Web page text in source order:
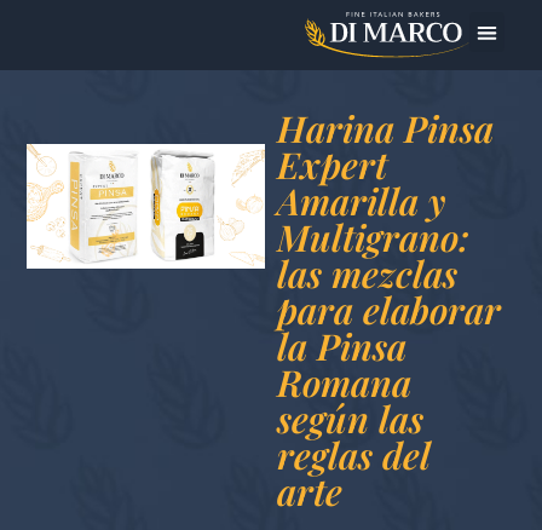
Harina Pinsa
Expert
Amarilla y
Multigrano:
las mezclas
para elaborar
la Pinsa
Romana
según las
reglas del
arte